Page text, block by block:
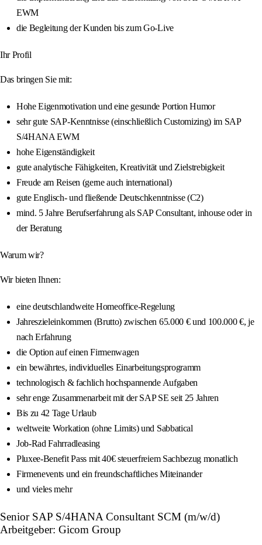
EWM
die Begleitung der Kunden bis zum Go-Live
Ihr Profil
Das bringen Sie mit:
Hohe Eigenmotivation und eine gesunde Portion Humor
sehr gute SAP-Kenntnisse (einschließlich Customizing) im SAP
S/4HANA EWM
hohe Eigenständigkeit
gute analytische Fähigkeiten, Kreativität und Zielstrebigkeit
Freude am Reisen (gerne auch international)
gute Englisch- und fließende Deutschkenntnisse (C2)
mind. 5 Jahre Berufserfahrung als SAP Consultant, inhouse oder in
der Beratung
Warum wir?
Wir bieten Ihnen:
eine deutschlandweite Homeoffice-Regelung
Jahreszieleinkommen (Brutto) zwischen 65.000 € und 100.000 €, je
nach Erfahrung
die Option auf einen Firmenwagen
ein bewährtes, individuelles Einarbeitungsprogramm
technologisch & fachlich hochspannende Aufgaben
sehr enge Zusammenarbeit mit der SAP SE seit 25 Jahren
Bis zu 42 Tage Urlaub
weltweite Workation (ohne Limits) und Sabbatical
Job-Rad Fahrradleasing
Pluxee-Benefit Pass mit 40€ steuerfreiem Sachbezug monatlich
Firmenevents und ein freundschaftliches Miteinander
und vieles mehr
Senior SAP S/4HANA Consultant SCM (m/w/d)
Arbeitgeber: Gicom Group